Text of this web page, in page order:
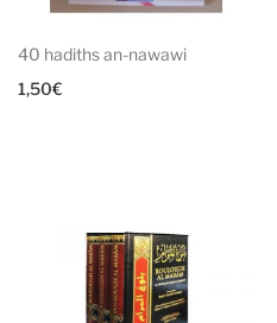
40 hadiths an-nawawi
1,50€